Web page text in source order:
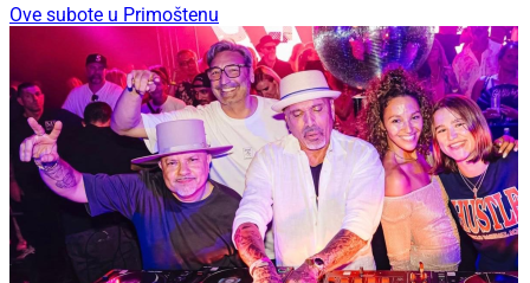
Ove subote u Primoštenu